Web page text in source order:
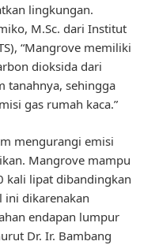
lingkungan.
M.Sc. dari Institut
“Mangrove memiliki
dioksida dari
tanahnya, sehingga
gas rumah kaca.”
mengurangi emisi
Mangrove mampu
kali lipat dibandingkan
ini dikarenakan
endapan lumpur
Dr. Ir. Bambang